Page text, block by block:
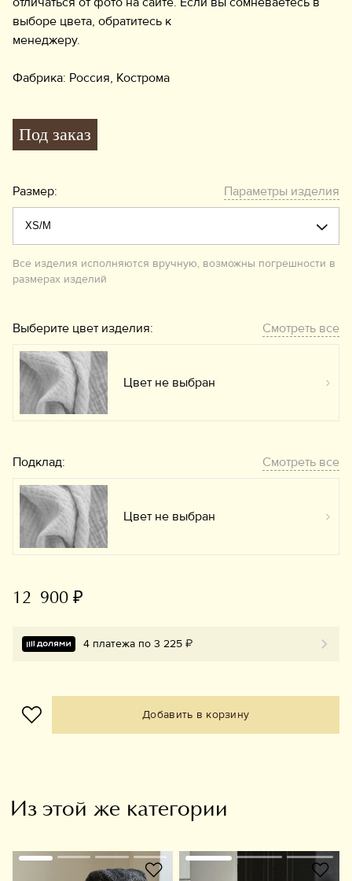
выборе цвета, обратитесь к
менеджеру.
Фабрика: Россия, Кострома
Под заказ
Размер: Параметры изделия
Все изделия исполняются вручную, возможны погрешности в
размерах изделий
Выберите цвет изделия: Смотреть все
Цвет не выбран
Подклад: Смотреть все
Цвет не выбран
12 900 ₽
4 платежа по 3 225 ₽
Добавить в корзину
Из этой же категории